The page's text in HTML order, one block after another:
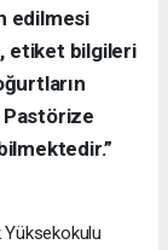
edilmesi
etiket bilgileri
Pastörize
Yüksekokulu